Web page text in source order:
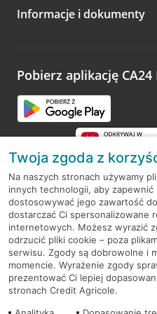
Zachęcamy do podzielenia
opinie.
Informacje i dokumenty
Pobierz aplikację
RODO
Regulamin serwisu
Mapa serwisu
PolitykaCookies
Twoja zgoda z
Na naszych stronach używamy
innych technologii, aby zapewnić
dostosowywać jego zawartość
dostarczać Ci spersonalizowane
internetowych. Możesz wyrazić
odrzucić pliki cookie – poza
serwisu. Zgody są dobrowolne i
momencie. Wyrażenie zgody
prezentować Ci lepiej
stronach Credit Agricole.